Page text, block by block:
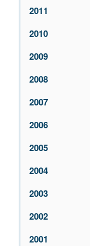
2011
2010
2009
2008
2007
2006
2005
2004
2003
2002
2001